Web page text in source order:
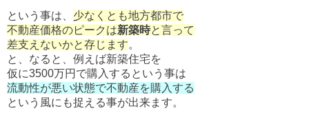
という事は、 少なくとも地方都市で
不動産価格のピークは新築時と言って
差支えないかと存じます。
と、なると、例えば新築住宅を
仮に3500万円で購入するという事は
流動性が悪い状態で不動産を購入する
という風にも捉える事が出来ます。